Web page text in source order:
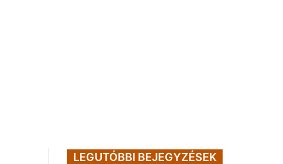
LEGUTÓBBI BEJEGYZÉSEK